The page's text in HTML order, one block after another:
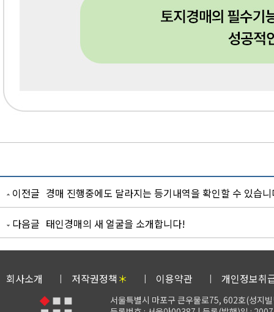
이전글 경매 진행중에도 달라지는 등기내역을 확인할 수 있습
다음글 태인경매의 새 얼굴을 소개합니다!
회사소개 저작권정책 ＊ 이용약관 개인정보취
서울특별시 마포구 큰우물로75, 602호(성지